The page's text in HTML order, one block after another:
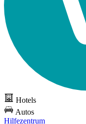
Hotels
Autos
Hilfezentrum